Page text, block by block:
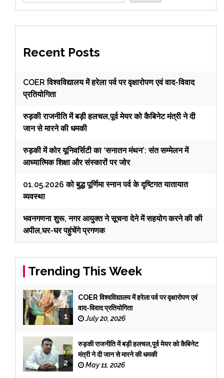
Recent Posts
COER विश्वविद्यालय में हरेला पर्व पर वृक्षारोपण एवं वाद-विवाद
प्रतियोगिता
रुड़की राजनीति में बड़ी हलचल,पूर्व मेयर को कैबिनेट मंत्री ने दी
जान से मारने की धमकी
रुड़की में कोर यूनिवर्सिटी का ‘सनातन मंथन’: संत सम्मेलन में
आध्यात्मिक शिक्षा और संस्कारों पर जोर
01.05.2026 को बुद्ध पूर्णिमा स्नान पर्व के दृष्टिगत यातायात
व्यवस्था
भवनगणना शुरू, नगर आयुक्त ने सूचना देने में सहयोग करने की की
अपील,घर-घर पहुंचेंगे प्रगणक
Trending This Week
1
COER विश्वविद्यालय में हरेला पर्व पर वृक्षारोपण एवं
वाद-विवाद प्रतियोगिता
July 20, 2026
2
रुड़की राजनीति में बड़ी हलचल,पूर्व मेयर को कैबिनेट
मंत्री ने दी जान से मारने की धमकी
May 11, 2026